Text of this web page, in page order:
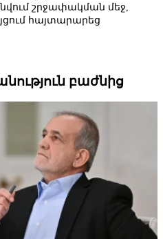
շրջափակման մեջ,
հայտարարեց
բաժնից